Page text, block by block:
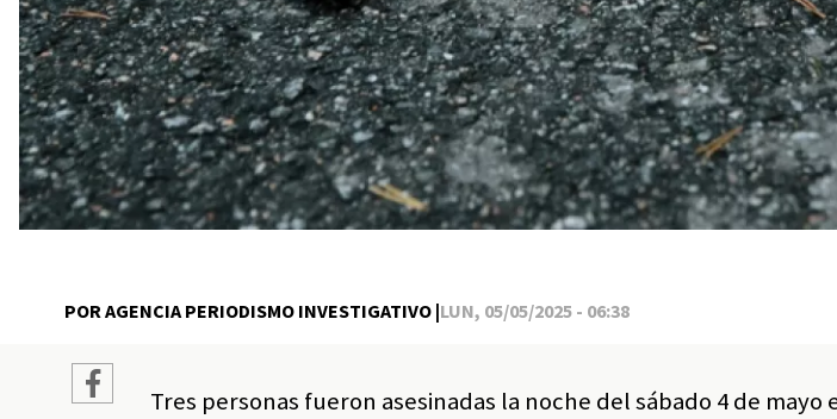
POR AGENCIA PERIODISMO INVESTIGATIVO |LUN, 05/05/2025 - 06:38
Tres personas fueron asesinadas la noche del sábado 4 de